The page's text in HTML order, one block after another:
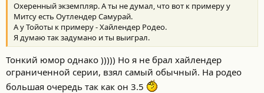
Охеренный экземпляр. А ты не думал, что вот к примеру у
Митсу есть Оутлендер Самурай.
А у Тойоты к примеру - Хайлендер Родео.
Я думаю так задумано и ты выиграл.
Тонкий юмор однако ))))) Но я не брал хайлендер
ограниченной серии, взял самый обычный. На родео
большая очередь так как он 3.5